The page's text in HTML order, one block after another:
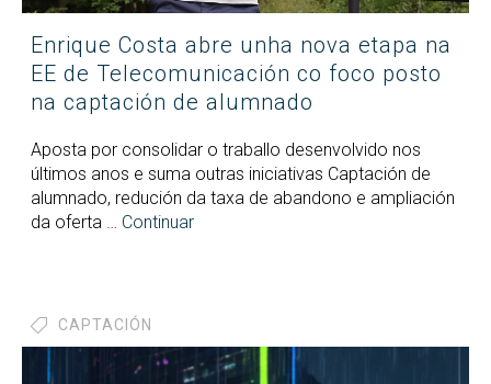
Enrique Costa abre unha nova etapa na
EE de Telecomunicación co foco posto
na captación de alumnado
Aposta por consolidar o traballo desenvolvido nos
últimos anos e suma outras iniciativas Captación de
alumnado, redución da taxa de abandono e ampliación
da oferta … Continuar
CAPTACIÓN